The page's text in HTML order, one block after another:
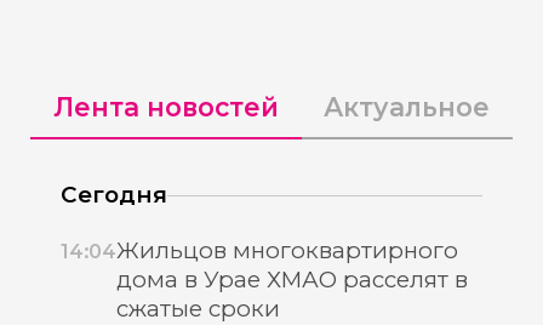
Лента новостей Актуальное
Сегодня
14:04Жильцов многоквартирного
дома в Урае ХМАО расселят в
сжатые сроки